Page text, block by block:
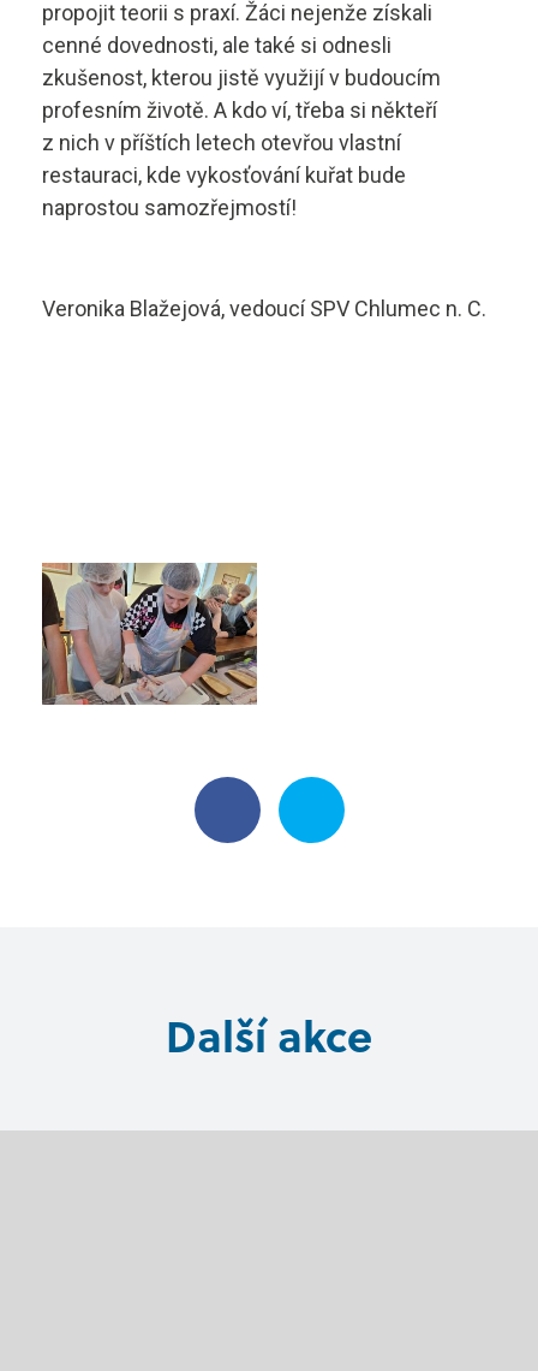
propojit teorii s praxí. Žáci nejenže získali
cenné dovednosti, ale také si odnesli
zkušenost, kterou jistě využijí v budoucím
profesním životě. A kdo ví, třeba si někteří
z nich v příštích letech otevřou vlastní
restauraci, kde vykosťování kuřat bude
naprostou samozřejmostí!
Veronika Blažejová, vedoucí SPV Chlumec n. C.
Další akce